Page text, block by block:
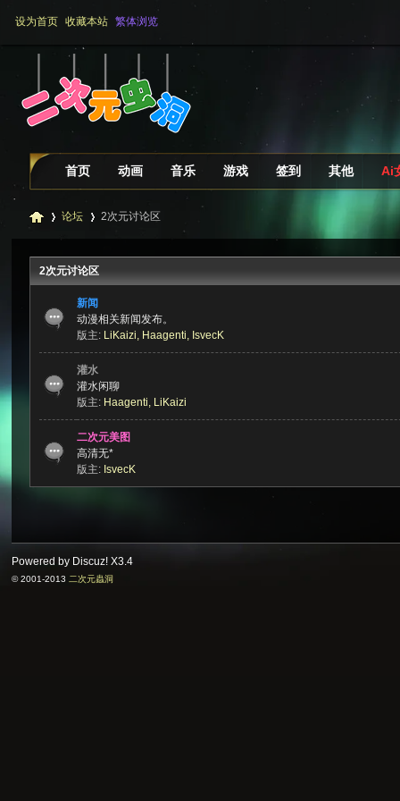
设为首页 收藏本站 繁体浏览
首页 动画 音乐 游戏 签到 其他 Ai
论坛 2次元讨论区
2次元讨论区
新闻
动漫相关新闻发布。
版主: LiKaizi, Haagenti, IsvecK
灌水
灌水闲聊
版主: Haagenti, LiKaizi
二次元美图
高清无*
版主: IsvecK
Powered by Discuz!X3.4
© 2001-2013 二次元蟲洞